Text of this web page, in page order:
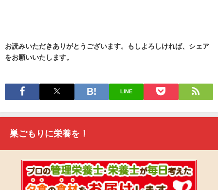
お読みいただきありがとうございます。もしよろしければ、シェア
をお願いいたします。
LINE
巣ごもりに栄養を！